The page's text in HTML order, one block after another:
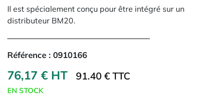
Il est spécialement conçu pour être intégré sur un
distributeur BM20.
Référence : 0910166
76,17 € HT 91.40 € TTC
EN STOCK